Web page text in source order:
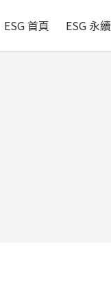
ESG 首頁 ESG 永